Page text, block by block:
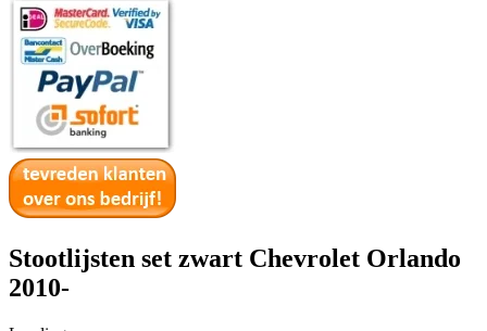
Stootlijsten set zwart Chevrolet Orlando
2010-